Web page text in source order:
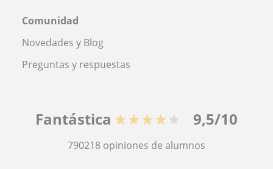
Comunidad
Novedades y Blog
Preguntas y respuestas
Fantástica ★★★★★ 9,5/10
790218 opiniones de alumnos